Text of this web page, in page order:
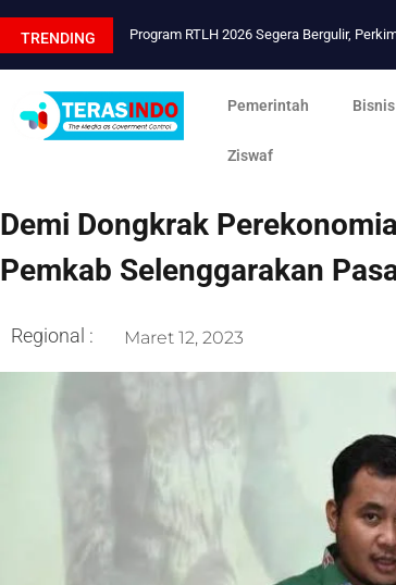
TRENDING Program RTLH 2026 Segera Bergulir,
Pemerintah Bisnis
Ziswaf
Demi Dongkrak
Pemkab Selenggarakan
Regional : Maret 12, 2023